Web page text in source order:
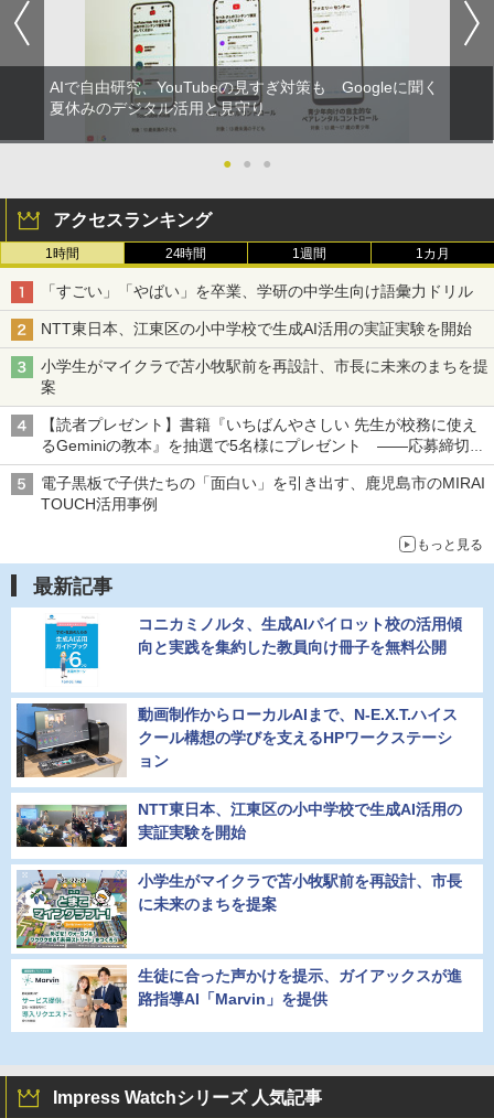
AIで自由研究、YouTubeの見すぎ対策も Googleに聞く
夏休みのデジタル活用と見守り
● ● ●
アクセスランキング
1時間 24時間 1週間 1カ月
「すごい」「やばい」を卒業、学研の中学生向け語彙力ドリル
NTT東日本、江東区の小中学校で生成AI活用の実証実験を開始
小学生がマイクラで苫小牧駅前を再設計、市長に未来のまちを提
案
【読者プレゼント】書籍『いちばんやさしい 先生が校務に使え
るGeminiの教本』を抽選で5名様にプレゼント ――応募締切は
2026年8月12日（水）まで
電子黒板で子供たちの「面白い」を引き出す、鹿児島市のMIRAI
TOUCH活用事例
もっと見る
最新記事
コニカミノルタ、生成AIパイロット校の活用傾
向と実践を集約した教員向け冊子を無料公開
動画制作からローカルAIまで、N-E.X.T.ハイス
クール構想の学びを支えるHPワークステーシ
ョン
NTT東日本、江東区の小中学校で生成AI活用の
実証実験を開始
小学生がマイクラで苫小牧駅前を再設計、市長
に未来のまちを提案
生徒に合った声かけを提示、ガイアックスが進
路指導AI「Marvin」を提供
Impress Watchシリーズ 人気記事